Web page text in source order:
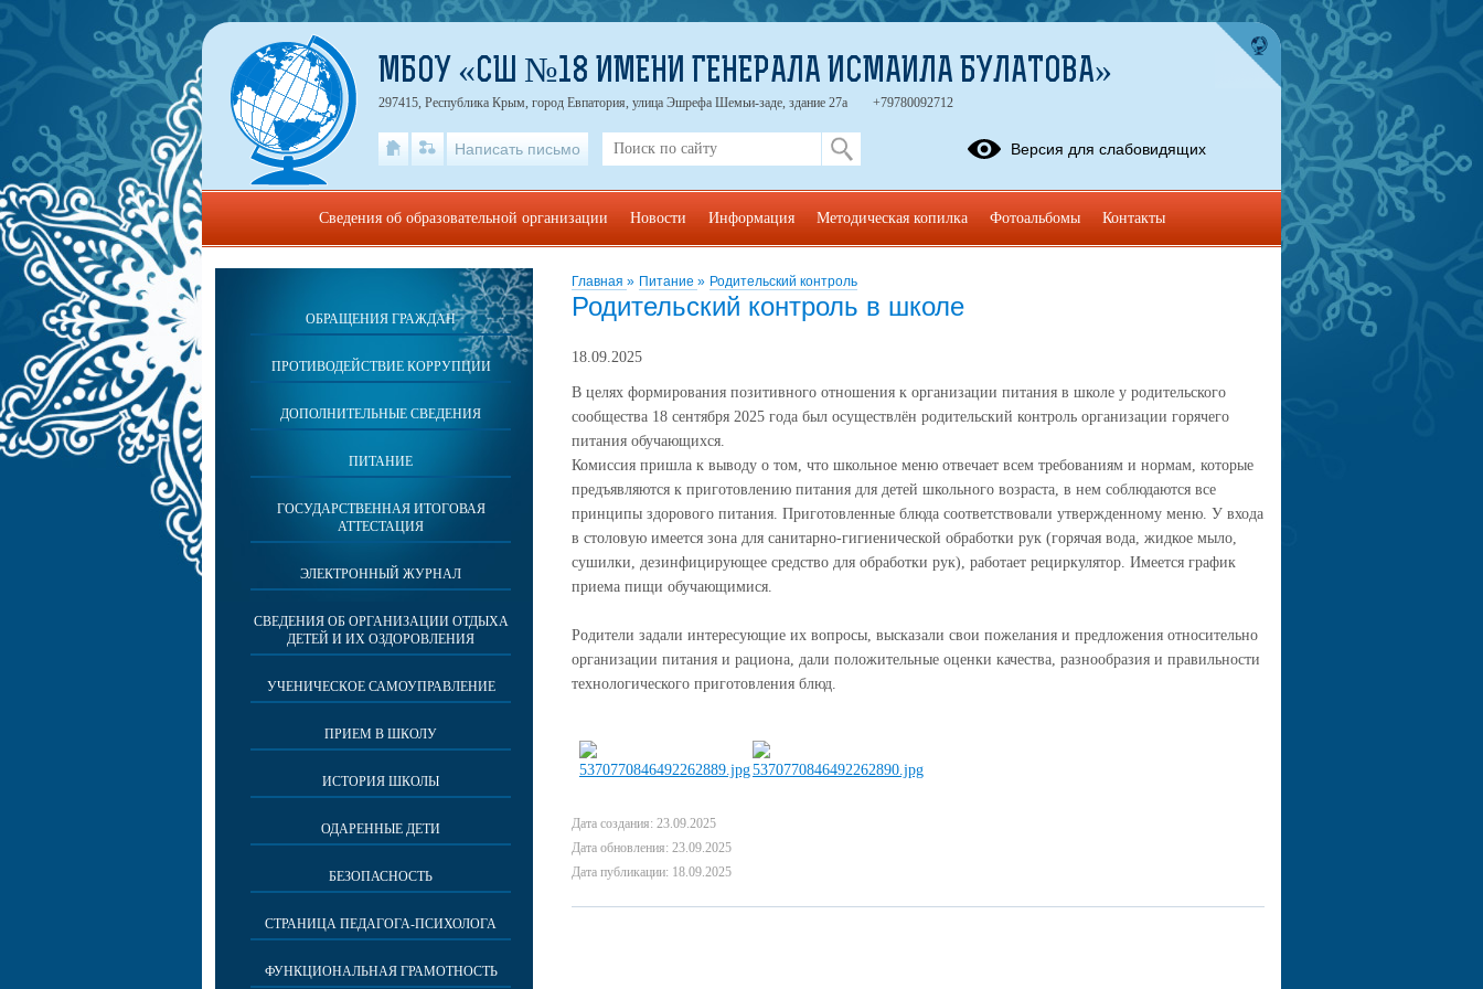
Главная » Питание » Родительский контроль
Родительский контроль в школе
18.09.2025
В целях формирования позитивного отношения к организации питания в школе у родительского
сообщества 18 сентября 2025 года был осуществлён родительский контроль организации горячего
питания обучающихся.
Комиссия пришла к выводу о том, что школьное меню отвечает всем требованиям и нормам, которые
предъявляются к приготовлению питания для детей школьного возраста, в нем соблюдаются все
принципы здорового питания. Приготовленные блюда соответствовали утвержденному меню. У входа
в столовую имеется зона для санитарно-гигиенической обработки рук (горячая вода, жидкое мыло,
сушилки, дезинфицирующее средство для обработки рук), работает рециркулятор. Имеется график
приема пищи обучающимися.
Родители задали интересующие их вопросы, высказали свои пожелания и предложения относительно
организации питания и рациона, дали положительные оценки качества, разнообразия и правильности
технологического приготовления блюд.
Дата создания: 23.09.2025
Дата обновления: 23.09.2025
Дата публикации: 18.09.2025
ОБРАЩЕНИЯ ГРАЖДАН
ПРОТИВОДЕЙСТВИЕ КОРРУПЦИИ
ДОПОЛНИТЕЛЬНЫЕ СВЕДЕНИЯ
ПИТАНИЕ
ГОСУДАРСТВЕННАЯ ИТОГОВАЯ
АТТЕСТАЦИЯ
ЭЛЕКТРОННЫЙ ЖУРНАЛ
СВЕДЕНИЯ ОБ ОРГАНИЗАЦИИ ОТДЫХА
ДЕТЕЙ И ИХ ОЗДОРОВЛЕНИЯ
УЧЕНИЧЕСКОЕ САМОУПРАВЛЕНИЕ
ПРИЕМ В ШКОЛУ
ИСТОРИЯ ШКОЛЫ
ОДАРЕННЫЕ ДЕТИ
БЕЗОПАСНОСТЬ
СТРАНИЦА ПЕДАГОГА-ПСИХОЛОГА
ФУНКЦИОНАЛЬНАЯ ГРАМОТНОСТЬ
МБОУ «СШ №18 ИМЕНИ ГЕНЕРАЛА ИСМАИЛА БУЛАТОВА»
297415, Республика Крым, город Евпатория, улица Эшрефа Шемьи-заде, здание 27а +79780092712
Написать письмо Версия для слабовидящих
Сведения об образовательной организации Новости Информация Методическая копилка Фотоальбомы Контакты